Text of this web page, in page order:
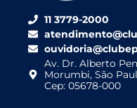
11 3779-2000
Av. Dr. Alberto
Morumbi, São
Cep: 05678-000